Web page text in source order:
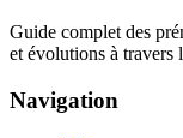
Guide complet des
et évolutions à travers
Navigation